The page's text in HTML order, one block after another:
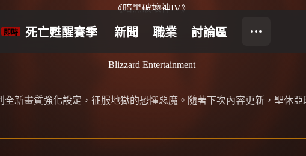
《暗黑破壞神IV》
Blizzard Entertainment
全新畫質強化設定，征服地獄的恐懼惡魔。隨著下次內容更新，聖休